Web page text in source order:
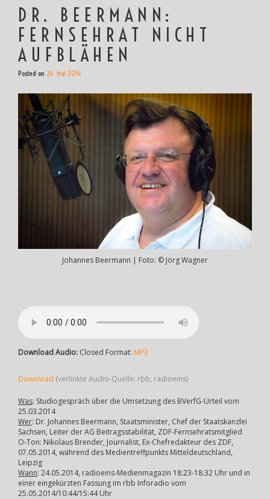
DR. BEERMANN:
FERNSEHRAT NICHT
AUFBLÄHEN
Posted on 24. Mai 2014
Johannes Beermann | Foto: © Jörg Wagner
Download Audio: Closed Format: MP3
Download (verlinkte Audio-Quelle: rbb, radioeins)
Was: Studiogespräch über die Umsetzung des BVerfG-Urteil vom
25.03.2014
Wer: Dr. Johannes Beermann, Staatsminister, Chef der Staatskanzlei
Sachsen, Leiter der AG Beitragsstabilität, ZDF-Fernsehratsmitglied
O-Ton: Nikolaus Brender, Journalist, Ex-Chefredakteur des ZDF,
07.05.2014, während des Medientreffpunkts Mitteldeutschland,
Leipzig
Wann: 24.05.2014, radioeins-Medienmagazin 18:23-18:32 Uhr und in
einer eingekürzten Fassung im rbb Inforadio vom
25.05.2014/10:44/15:44 Uhr